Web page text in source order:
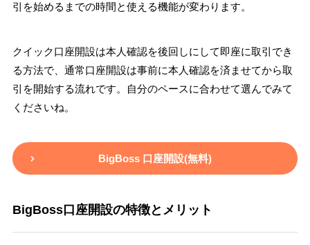
引を始めるまでの時間と使える機能が変わります。
クイック口座開設は本人確認を後回しにして即座に取引でき
る方法で、通常口座開設は事前に本人確認を済ませてから取
引を開始する流れです。自分のペースに合わせて選んでみて
くださいね。
BigBoss 口座開設(無料)
BigBoss口座開設の特徴とメリット